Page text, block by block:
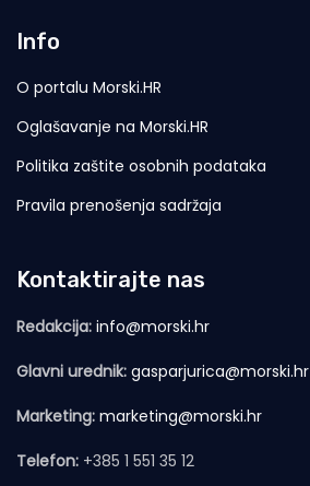
Info
O portalu Morski.HR
Oglašavanje na Morski.HR
Politika zaštite osobnih podataka
Pravila prenošenja sadržaja
Kontaktirajte nas
Redakcija: info@morski.hr
Glavni urednik: gasparjurica@morski.hr
Marketing: marketing@morski.hr
Telefon: +385 1 551 35 12